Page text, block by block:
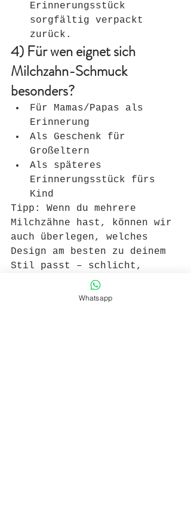
Erinnerungsstück
sorgfältig verpackt
zurück.
4) Für wen eignet sich
Milchzahn-Schmuck
besonders?
Für Mamas/Papas als
Erinnerung
Als Geschenk für
Großeltern
Als späteres
Erinnerungsstück fürs
Kind
Tipp: Wenn du mehrere
Milchzähne hast, können wir
auch überlegen, welches
Design am besten zu deinem
Stil passt – schlicht,
verspielt oder symbolisch.
Whatsapp